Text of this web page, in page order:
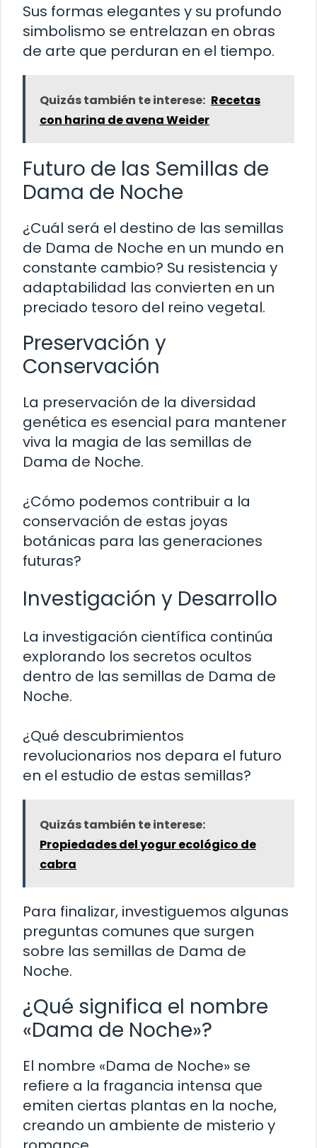
Sus formas elegantes y su profundo
simbolismo se entrelazan en obras
de arte que perduran en el tiempo.
Quizás también te interese: Recetas
con harina de avena Weider
Futuro de las Semillas de
Dama de Noche
¿Cuál será el destino de las semillas
de Dama de Noche en un mundo en
constante cambio? Su resistencia y
adaptabilidad las convierten en un
preciado tesoro del reino vegetal.
Preservación y
Conservación
La preservación de la diversidad
genética es esencial para mantener
viva la magia de las semillas de
Dama de Noche.
¿Cómo podemos contribuir a la
conservación de estas joyas
botánicas para las generaciones
futuras?
Investigación y Desarrollo
La investigación científica continúa
explorando los secretos ocultos
dentro de las semillas de Dama de
Noche.
¿Qué descubrimientos
revolucionarios nos depara el futuro
en el estudio de estas semillas?
Quizás también te interese:
Propiedades del yogur ecológico de
cabra
Para finalizar, investiguemos algunas
preguntas comunes que surgen
sobre las semillas de Dama de
Noche.
¿Qué significa el nombre
«Dama de Noche»?
El nombre «Dama de Noche» se
refiere a la fragancia intensa que
emiten ciertas plantas en la noche,
creando un ambiente de misterio y